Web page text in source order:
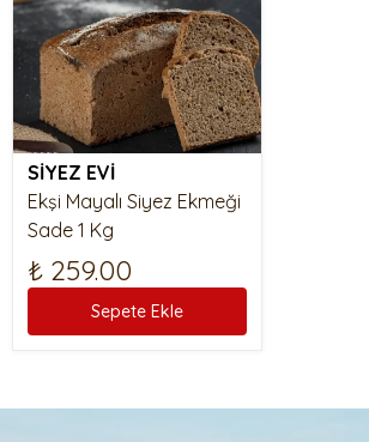
SİYEZ EVİ
Ekşi Mayalı Siyez Ekmeği
Sade 1 Kg
₺ 259.00
Sepete Ekle